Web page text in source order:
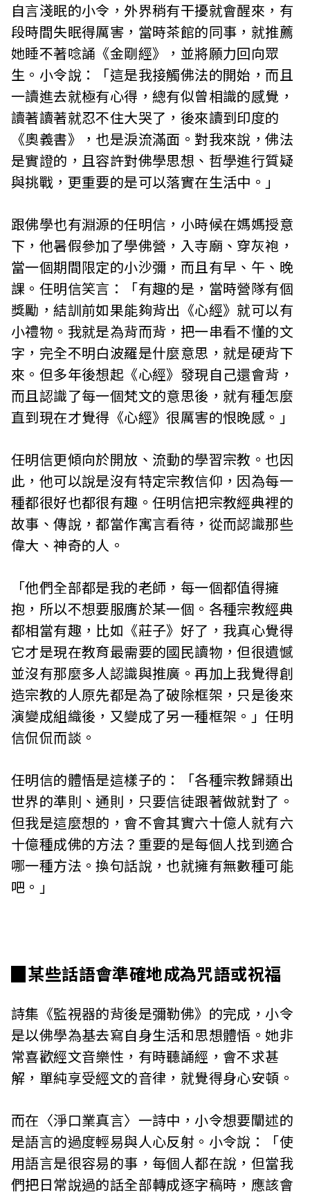
自言淺眠的小令，外界稍有干擾就會醒來，有
段時間失眠得厲害，當時茶館的同事，就推薦
她睡不著唸誦《金剛經》，並將願力回向眾
生。小令說：「這是我接觸佛法的開始，而且
一讀進去就極有心得，總有似曾相識的感覺，
讀著讀著就忍不住大哭了，後來讀到印度的
《奧義書》，也是淚流滿面。對我來說，佛法
是實證的，且容許對佛學思想、哲學進行質疑
與挑戰，更重要的是可以落實在生活中。」
跟佛學也有淵源的任明信，小時候在媽媽授意
下，他暑假參加了學佛營，入寺廟、穿灰袍，
當一個期間限定的小沙彌，而且有早、午、晚
課。任明信笑言：「有趣的是，當時營隊有個
獎勵，結訓前如果能夠背出《心經》就可以有
小禮物。我就是為背而背，把一串看不懂的文
字，完全不明白波羅是什麼意思，就是硬背下
來。但多年後想起《心經》發現自己還會背，
而且認識了每一個梵文的意思後，就有種怎麼
直到現在才覺得《心經》很厲害的恨晚感。」
任明信更傾向於開放、流動的學習宗教。也因
此，他可以說是沒有特定宗教信仰，因為每一
種都很好也都很有趣。任明信把宗教經典裡的
故事、傳說，都當作寓言看待，從而認識那些
偉大、神奇的人。
「他們全部都是我的老師，每一個都值得擁
抱，所以不想要服膺於某一個。各種宗教經典
都相當有趣，比如《莊子》好了，我真心覺得
它才是現在教育最需要的國民讀物，但很遺憾
並沒有那麼多人認識與推廣。再加上我覺得創
造宗教的人原先都是為了破除框架，只是後來
演變成組織後，又變成了另一種框架。」任明
信侃侃而談。
任明信的體悟是這樣子的：「各種宗教歸類出
世界的準則、通則，只要信徒跟著做就對了。
但我是這麼想的，會不會其實六十億人就有六
十億種成佛的方法？重要的是每個人找到適合
哪一種方法。換句話說，也就擁有無數種可能
吧。」
▉某些話語會準確地成為咒語或祝福
詩集《監視器的背後是彌勒佛》的完成，小令
是以佛學為基去寫自身生活和思想體悟。她非
常喜歡經文音樂性，有時聽誦經，會不求甚
解，單純享受經文的音律，就覺得身心安頓。
而在〈淨口業真言〉一詩中，小令想要闡述的
是語言的過度輕易與人心反射。小令說：「使
用語言是很容易的事，每個人都在說，但當我
們把日常說過的話全部轉成逐字稿時，應該會